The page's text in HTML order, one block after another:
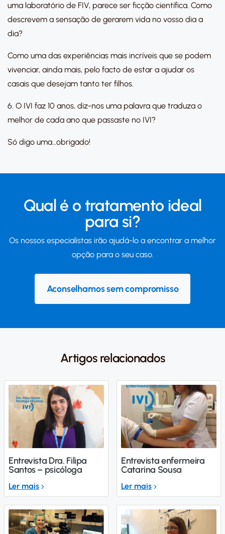
uma laboratório de FIV, parece ser ficção científica. Como
descrevem a sensação de gerarem vida no vosso dia a
dia?
Como uma das experiências mais incríveis que se podem
vivenciar, ainda mais, pelo facto de estar a ajudar os
casais que desejam tanto ter filhos.
6. O IVI faz 10 anos, diz-nos uma palavra que traduza o
melhor de cada ano que passaste no IVI?
Só digo uma…obrigado!
Qual é o tratamento ideal
para si?
Os nossos especialistas irão ajudá-lo a encontrar a melhor
opção para o seu caso.
Aconselhamos sem compromisso
Artigos relacionados
Entrevista Dra. Filipa
Santos – psicóloga
Ler mais
Entrevista enfermeira
Catarina Sousa
Ler mais